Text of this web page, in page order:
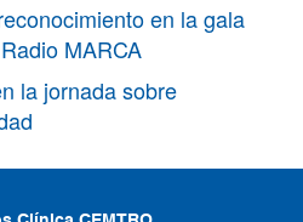
en la gala
MARCA
la jornada sobre